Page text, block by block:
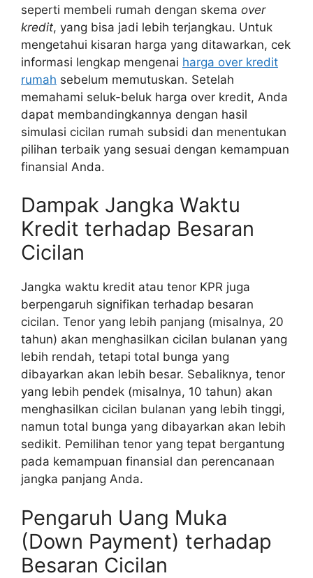
seperti membeli rumah dengan skema over
kredit, yang bisa jadi lebih terjangkau. Untuk
mengetahui kisaran harga yang ditawarkan, cek
informasi lengkap mengenai harga over kredit
rumah sebelum memutuskan. Setelah
memahami seluk-beluk harga over kredit, Anda
dapat membandingkannya dengan hasil
simulasi cicilan rumah subsidi dan menentukan
pilihan terbaik yang sesuai dengan kemampuan
finansial Anda.
Dampak Jangka Waktu
Kredit terhadap Besaran
Cicilan
Jangka waktu kredit atau tenor KPR juga
berpengaruh signifikan terhadap besaran
cicilan. Tenor yang lebih panjang (misalnya, 20
tahun) akan menghasilkan cicilan bulanan yang
lebih rendah, tetapi total bunga yang
dibayarkan akan lebih besar. Sebaliknya, tenor
yang lebih pendek (misalnya, 10 tahun) akan
menghasilkan cicilan bulanan yang lebih tinggi,
namun total bunga yang dibayarkan akan lebih
sedikit. Pemilihan tenor yang tepat bergantung
pada kemampuan finansial dan perencanaan
jangka panjang Anda.
Pengaruh Uang Muka
(Down Payment) terhadap
Besaran Cicilan